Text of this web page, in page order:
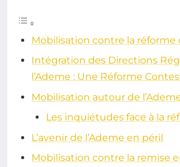
Mobilisation contre la réforme
Intégration des Directions
l’Ademe : Une Réforme
Mobilisation autour de
Les inquiétudes face à la
L’avenir de l’Ademe en péril
Mobilisation contre la remise